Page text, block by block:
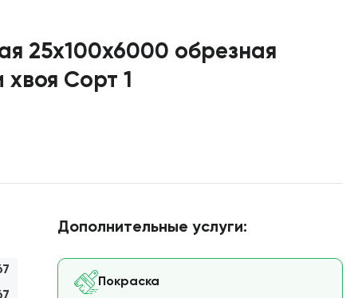
25х100х6000 обрезная
Сорт 1
Дополнительные услуги:
Покраска